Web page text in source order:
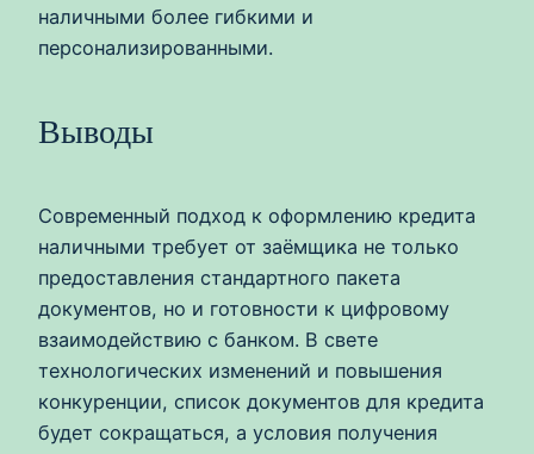
наличными более гибкими и
персонализированными.
Выводы
Современный подход к оформлению кредита
наличными требует от заёмщика не только
предоставления стандартного пакета
документов, но и готовности к цифровому
взаимодействию с банком. В свете
технологических изменений и повышения
конкуренции, список документов для кредита
будет сокращаться, а условия получения